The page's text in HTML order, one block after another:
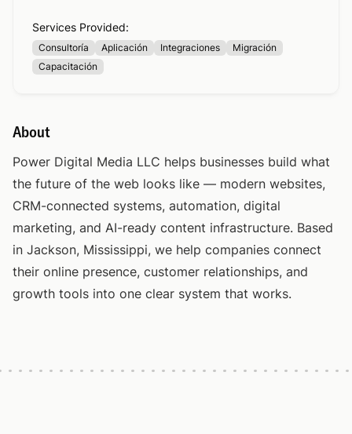
Services Provided:
Consultoría Aplicación Integraciones
Migración
Capacitación
About
Power Digital Media LLC helps businesses build what
the future of the web looks like — modern websites,
CRM-connected systems, automation, digital
marketing, and AI-ready content infrastructure. Based
in Jackson, Mississippi, we help companies connect
their online presence, customer relationships, and
growth tools into one clear system that works.